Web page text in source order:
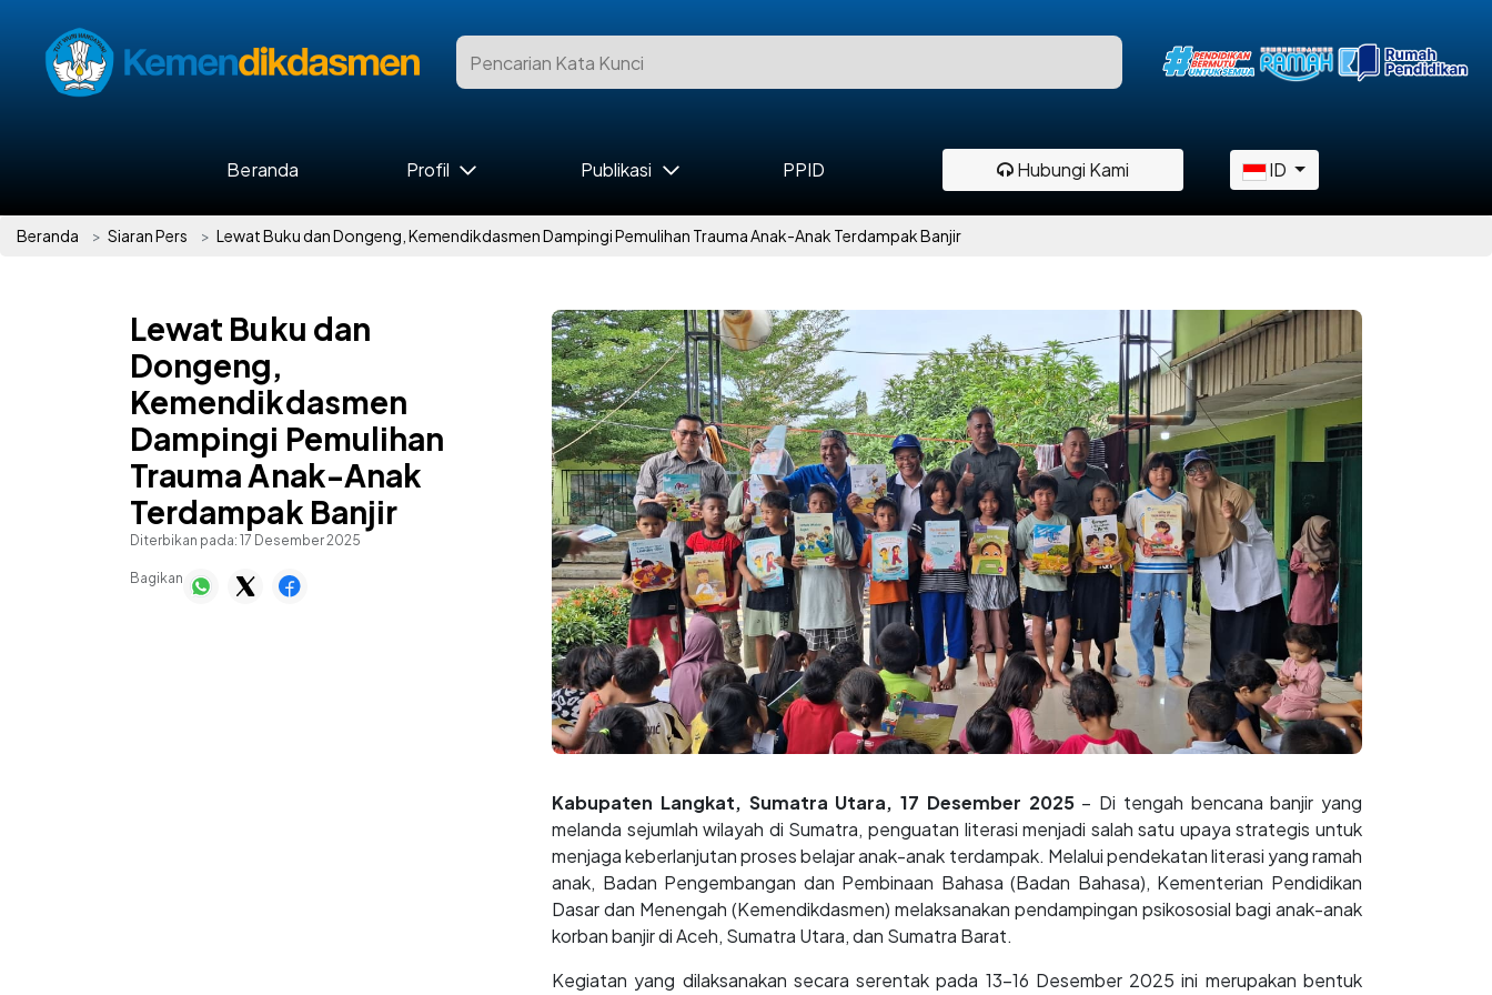
Beranda Profil Publikasi PPID Hubungi Kami ID
Beranda Siaran Pers Lewat Buku dan Dongeng, Kemendikdasmen Dampingi Pemulihan Trauma Anak-Anak Terdampak Banjir
Lewat Buku dan
Dongeng,
Kemendikdasmen
Dampingi Pemulihan
Trauma Anak-Anak
Terdampak Banjir
Diterbikan pada: 17 Desember 2025
Bagikan
Kabupaten Langkat, Sumatra Utara, 17 Desember 2025– Di tengah bencana banjir yang
melanda sejumlah wilayah di Sumatra, penguatan literasi menjadi salah satu upaya strategis untuk
menjaga keberlanjutan proses belajar anak-anak terdampak. Melalui pendekatan literasi yang ramah
anak, Badan Pengembangan dan Pembinaan Bahasa (Badan Bahasa), Kementerian Pendidikan
Dasar dan Menengah (Kemendikdasmen) melaksanakan pendampingan psikososial bagi anak-anak
korban banjir di Aceh, Sumatra Utara, dan Sumatra Barat.
Kegiatan yang dilaksanakan secara serentak pada 13–16 Desember 2025 ini merupakan bentuk